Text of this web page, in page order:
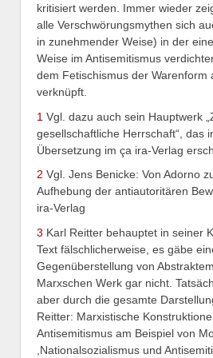
kritisiert werden. Immer wieder
alle Verschwörungsmythen sich
in zunehmender Weise) in der
Weise im Antisemitismus
dem Fetischismus der Warenform
verknüpft.
1 Vgl. dazu auch sein Hauptwerk
gesellschaftliche Herrschaft“, das
Übersetzung im ça ira-Verlag
2 Vgl. Jens Benicke: Von Adorno
Aufhebung der antiautoritären
ira-Verlag
3 Karl Reitter behauptet in seiner
Text fälschlicherweise, es gäbe
Gegenüberstellung von
Marxschen Werk gar nicht.
aber durch die gesamte
Reitter: Marxistische
Antisemitismus am Beispiel von
,Nationalsozialismus und